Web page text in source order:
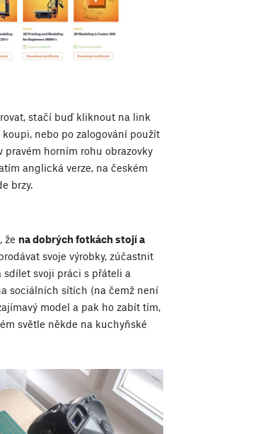
stačí buď kliknout na link
nebo po zalogování použít
pravém horním rohu obrazovky
anglická verze, na českém
brzy.
že na dobrých fotkách stojí a
svoje výrobky, zúčastnit
sdílet svoji práci s přáteli a
sociálních sítích (na čemž není
model a pak ho zabít tím,
světle někde na kuchyňské